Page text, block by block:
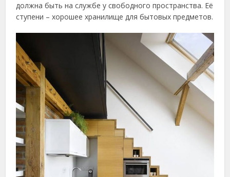
должна быть на службе у свободного пространства. Её
ступени – хорошее хранилище для бытовых предметов.